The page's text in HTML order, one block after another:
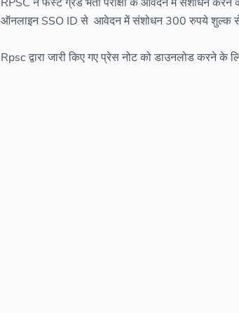
ऑनलाइन SSO ID से आवेदन में संशोधन 300 रुपये शुल्क से
Rpsc द्वारा जारी किए गए प्रेस नोट को डाउनलोड करने के